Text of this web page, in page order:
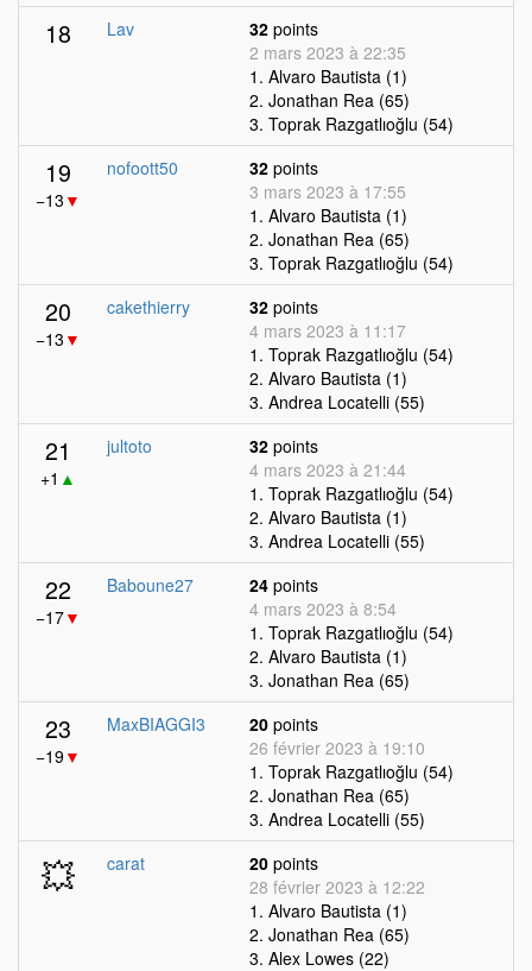
18 Lav 32 points
2 mars 2023 à 22:35
1. Alvaro Bautista (1)
2. Jonathan Rea (65)
3. Toprak Razgatlıoğlu (54)
19
−13 ▼
nofoott50 32 points
3 mars 2023 à 17:55
1. Alvaro Bautista (1)
2. Jonathan Rea (65)
3. Toprak Razgatlıoğlu (54)
20
−13 ▼
cakethierry 32 points
4 mars 2023 à 11:17
1. Toprak Razgatlıoğlu (54)
2. Alvaro Bautista (1)
3. Andrea Locatelli (55)
21
+1 ▲
jultoto 32 points
4 mars 2023 à 21:44
1. Toprak Razgatlıoğlu (54)
2. Alvaro Bautista (1)
3. Andrea Locatelli (55)
22
−17▼
Baboune27 24 points
4 mars 2023 à 8:54
1. Toprak Razgatlıoğlu (54)
2. Alvaro Bautista (1)
3. Jonathan Rea (65)
23
−19▼
MaxBIAGGI3 20 points
26 février 2023 à 19:10
1. Toprak Razgatlıoğlu (54)
2. Jonathan Rea (65)
3. Andrea Locatelli (55)
💥 carat 20 points
28 février 2023 à 12:22
1. Alvaro Bautista (1)
2. Jonathan Rea (65)
3. Alex Lowes (22)